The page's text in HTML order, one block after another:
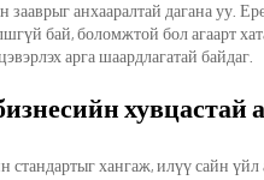
анхааралтай дагана уу.
бай, боломжтой бол агаарт
арга шаардлагатай байдаг.
хувцастай
хангаж, илүү сайн үйл